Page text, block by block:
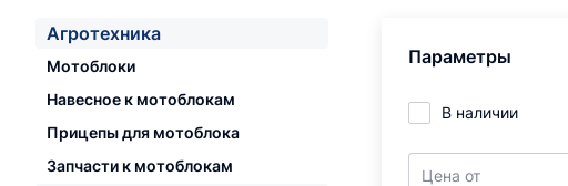
Агротехника
Мотоблоки
Навесное к мотоблокам
Прицепы для мотоблока
Запчасти к мотоблокам
Параметры
В наличии
Цена от